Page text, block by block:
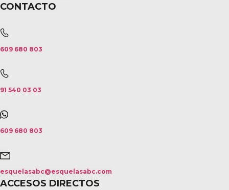
CONTACTO
609 680 803
91 540 03 03
609 680 803
esquelasabc@esquelasabc.com
ACCESOS DIRECTOS